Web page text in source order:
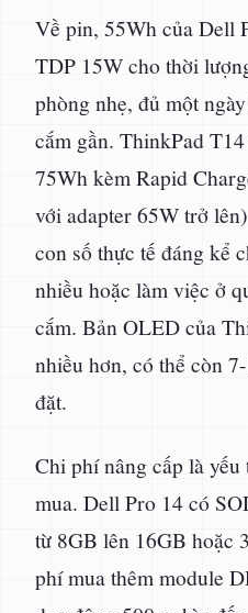
Về pin, 55Wh của Dell
TDP 15W cho thời
phòng nhẹ, đủ một
cắm gần. ThinkPad
75Wh kèm Rapid
với adapter 65W trở
con số thực tế đáng kể
nhiều hoặc làm việc ở
cắm. Bản OLED của
nhiều hơn, có thể còn
đặt.
Chi phí nâng cấp là
mua. Dell Pro 14 có
từ 8GB lên 16GB hoặc
phí mua thêm module